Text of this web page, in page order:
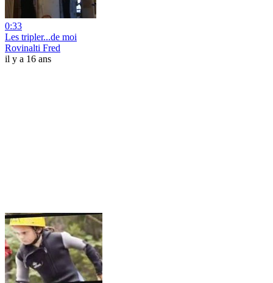
0:33
Les tripler...de moi
Rovinalti Fred
il y a 16 ans